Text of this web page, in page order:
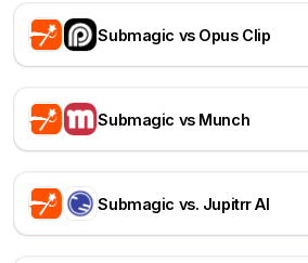
Submagic vs Opus Clip
Submagic vs Munch
Submagic vs. Jupitrr AI